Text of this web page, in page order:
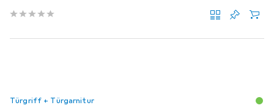
Türgriff + Türgarnitur